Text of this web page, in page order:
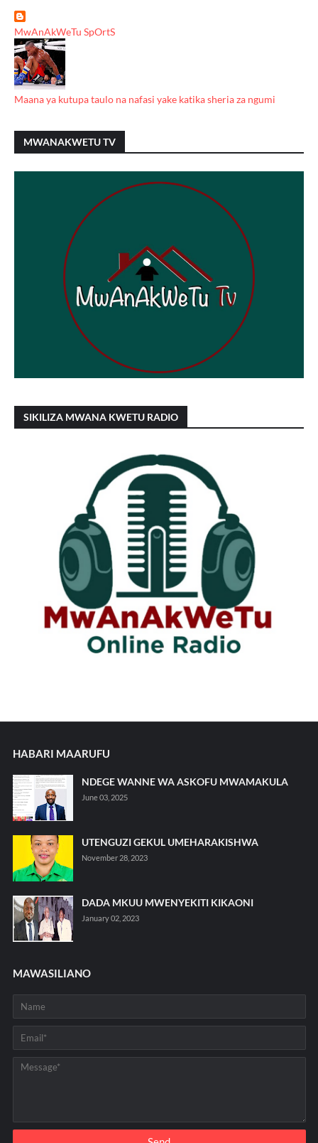
MwAnAkWeTu SpOrtS
Maana ya kutupa taulo na nafasi yake katika sheria za ngumi
MWANAKWETU TV
SIKILIZA MWANA KWETU RADIO
HABARI MAARUFU
NDEGE WANNE WA ASKOFU MWAMAKULA
June 03, 2025
UTENGUZI GEKUL UMEHARAKISHWA
November 28, 2023
DADA MKUU MWENYEKITI KIKAONI
January 02, 2023
MAWASILIANO